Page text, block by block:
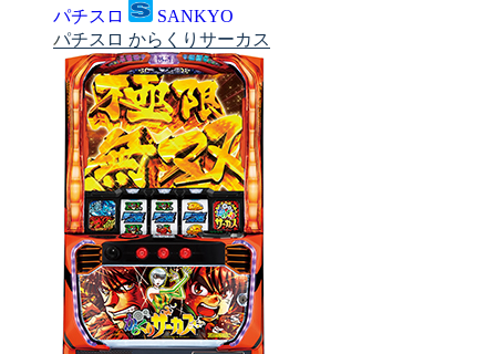
パチスロ
SANKYO
パチスロ からくりサーカス